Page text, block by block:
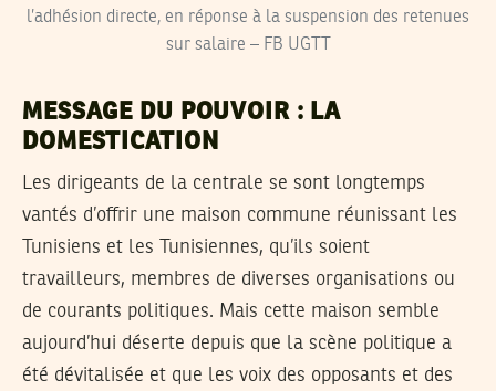
l’adhésion directe, en réponse à la suspension des retenues
sur salaire – FB UGTT
MESSAGE DU POUVOIR : LA
DOMESTICATION
Les dirigeants de la centrale se sont longtemps
vantés d’offrir une maison commune réunissant les
Tunisiens et les Tunisiennes, qu’ils soient
travailleurs, membres de diverses organisations ou
de courants politiques. Mais cette maison semble
aujourd’hui déserte depuis que la scène politique a
été dévitalisée et que les voix des opposants et des